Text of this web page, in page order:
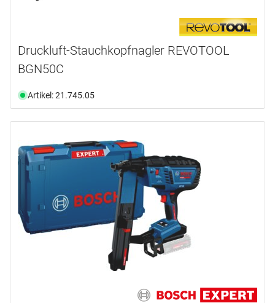
Druckluft-Stauchkopfnagler REVOTOOL
BGN50C
Artikel: 21.745.05